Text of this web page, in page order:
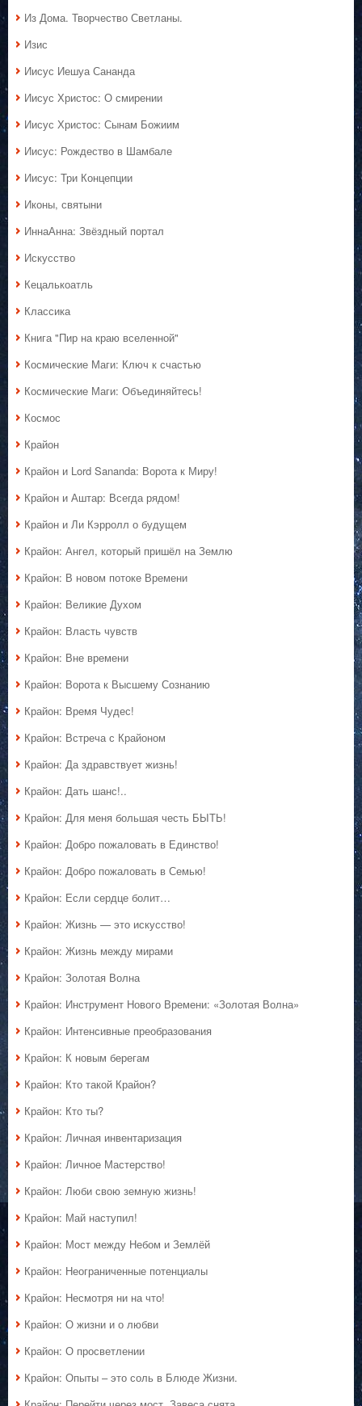
Из Дома. Творчество Светланы.
Изис
Иисус Иешуа Сананда
Иисус Христос: О смирении
Иисус Христос: Сынам Божиим
Иисус: Рождество в Шамбале
Иисус: Три Концепции
Иконы, святыни
ИннаАнна: Звёздный портал
Искусство
Кецалькоатль
Классика
Книга "Пир на краю вселенной"
Космические Маги: Ключ к счастью
Космические Маги: Объединяйтесь!
Космос
Крайон
Крайон и Lord Sananda: Ворота к Миру!
Крайон и Аштар: Всегда рядом!
Крайон и Ли Кэрролл о будущем
Крайон: Ангел, который пришёл на Землю
Крайон: В новом потоке Времени
Крайон: Великие Духом
Крайон: Власть чувств
Крайон: Вне времени
Крайон: Ворота к Высшему Сознанию
Крайон: Время Чудес!
Крайон: Встреча с Крайоном
Крайон: Да здравствует жизнь!
Крайон: Дать шанс!..
Крайон: Для меня большая честь БЫТЬ!
Крайон: Добро пожаловать в Единство!
Крайон: Добро пожаловать в Семью!
Крайон: Если сердце болит…
Крайон: Жизнь — это искусство!
Крайон: Жизнь между мирами
Крайон: Золотая Волна
Крайон: Инструмент Нового Времени: «Золотая Волна»
Крайон: Интенсивные преобразования
Крайон: К новым берегам
Крайон: Кто такой Крайон?
Крайон: Кто ты?
Крайон: Личная инвентаризация
Крайон: Личное Мастерство!
Крайон: Люби свою земную жизнь!
Крайон: Май наступил!
Крайон: Мост между Небом и Землёй
Крайон: Неограниченные потенциалы
Крайон: Несмотря ни на что!
Крайон: О жизни и о любви
Крайон: О просветлении
Крайон: Опыты – это соль в Блюде Жизни.